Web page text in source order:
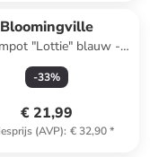
Bloomingville
"Lottie" blauw -
(H)16 x Ø 17 cm
-33%
€ 21,99
(AVP): € 32,90*